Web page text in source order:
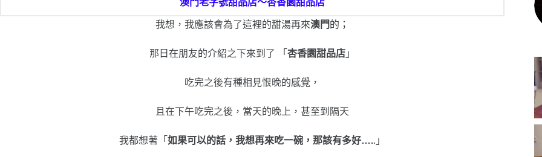
我想，我應該會為了這裡的甜湯再來澳門的；
那日在朋友的介紹之下來到了 「杏香園甜品店 」
吃完之後有種相見恨晚的感覺，
且在下午吃完之後，當天的晚上，甚至到隔天
我都想著「如果可以的話，我想再來吃一碗，那該有多好…..」